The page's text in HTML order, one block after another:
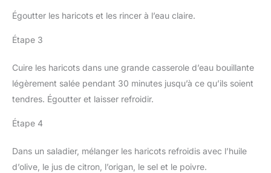
Égoutter les haricots et les rincer à l’eau claire.
Étape 3
Cuire les haricots dans une grande casserole d’eau bouillante
légèrement salée pendant 30 minutes jusqu’à ce qu’ils soient
tendres. Égoutter et laisser refroidir.
Étape 4
Dans un saladier, mélanger les haricots refroidis avec l’huile
d’olive, le jus de citron, l’origan, le sel et le poivre.